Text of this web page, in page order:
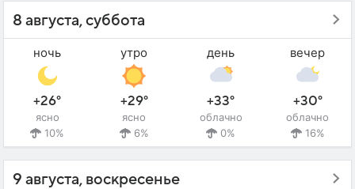
8 августа, суббота
ночь
+26°
ясно
10%
утро
+29°
ясно
6%
день
+33°
облачно
0%
вечер
+30°
облачно
16%
9 августа, воскресенье